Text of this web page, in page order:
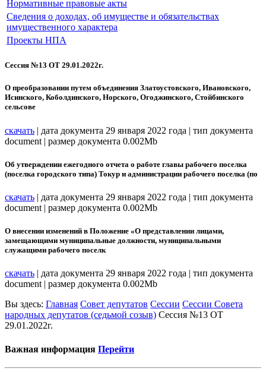
Нормативные правовые акты
Сведения о доходах, об имуществе и обязательствах
имущественного характера
Проекты НПА
Сессия №13 ОТ 29.01.2022г.
О преобразовании путем объединения Златоустовского, Ивановского,
Исинского, Коболдинского, Норского, Огоджинского, Стойбинского
сельсове
скачать | дата документа 29 января 2022 года | тип документа
document | размер документа 0.002Mb
Об утверждении ежегодного отчета о работе главы рабочего поселка
(поселка городского типа) Токур и администрации рабочего поселка (по
скачать | дата документа 29 января 2022 года | тип документа
document | размер документа 0.002Mb
О внесении изменений в Положение «О представлении лицами,
замещающими муниципальные должности, муниципальными
служащими рабочего поселк
скачать | дата документа 29 января 2022 года | тип документа
document | размер документа 0.002Mb
Вы здесь: Главная Совет депутатов Сессии Сессии Совета
народных депутатов (седьмой созыв) Сессия №13 ОТ
29.01.2022г.
Важная информация Перейти